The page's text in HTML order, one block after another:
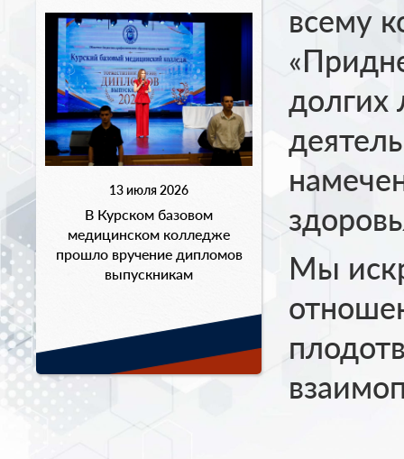
13 июля 2026
В Курском базовом
медицинском колледже
прошло вручение дипломов
выпускникам
всему
долгих
Мы